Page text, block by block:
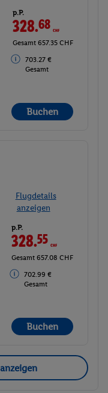
p.P.
328.68CHF
Gesamt 657.35 CHF
703.27 €
Gesamt
Buchen
Flugdetails
anzeigen
p.P.
328.55CHF
Gesamt 657.08 CHF
702.99 €
Gesamt
Buchen